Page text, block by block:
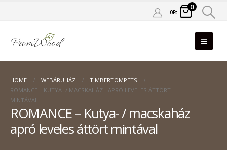
0Ft
0
HOME WEBÁRUHÁZ
TIMBERTOMPETS
ROMANCE – KUTYA- / MACSKAHÁZ APRÓ LEVELES ÁTTÖRT
MINTÁVAL
ROMANCE – Kutya- / macskaház
apró leveles áttört mintával